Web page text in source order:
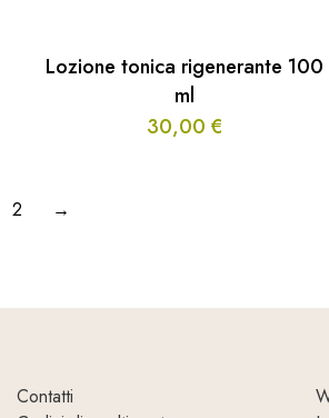
Lozione tonica rigenerante 100
ml
30,00€
2 →
Contatti